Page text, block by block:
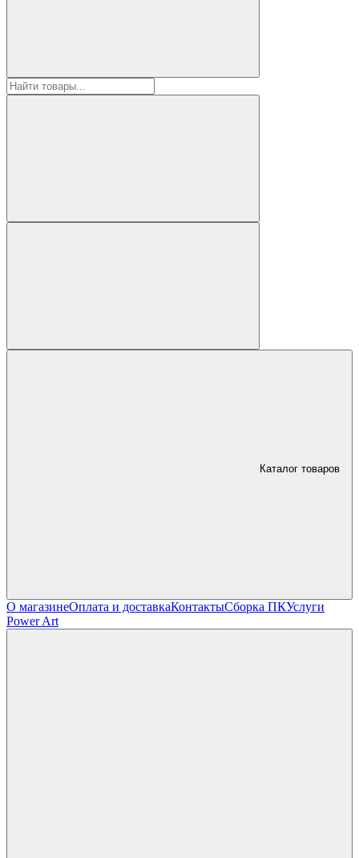
Каталог товаров
О магазинеОплата и доставкаКонтактыСборка ПКУслуги
Power Art